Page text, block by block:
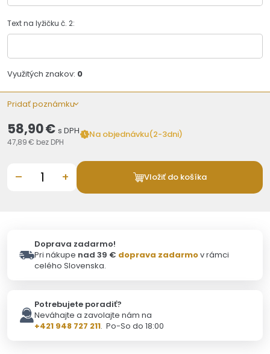
Text na lyžičku č. 2:
Využitých znakov: 0
Pridať poznámku
58,90 € s DPH
47,89 € bez DPH
Na objednávku(2-3dni)
– + Vložiť do košíka
Doprava zadarmo!
Pri nákupe nad 39 € doprava zadarmov rámci
celého Slovenska.
Potrebujete poradiť?
Neváhajte a zavolajte nám na
+421 948 727 211. Po-So do 18:00